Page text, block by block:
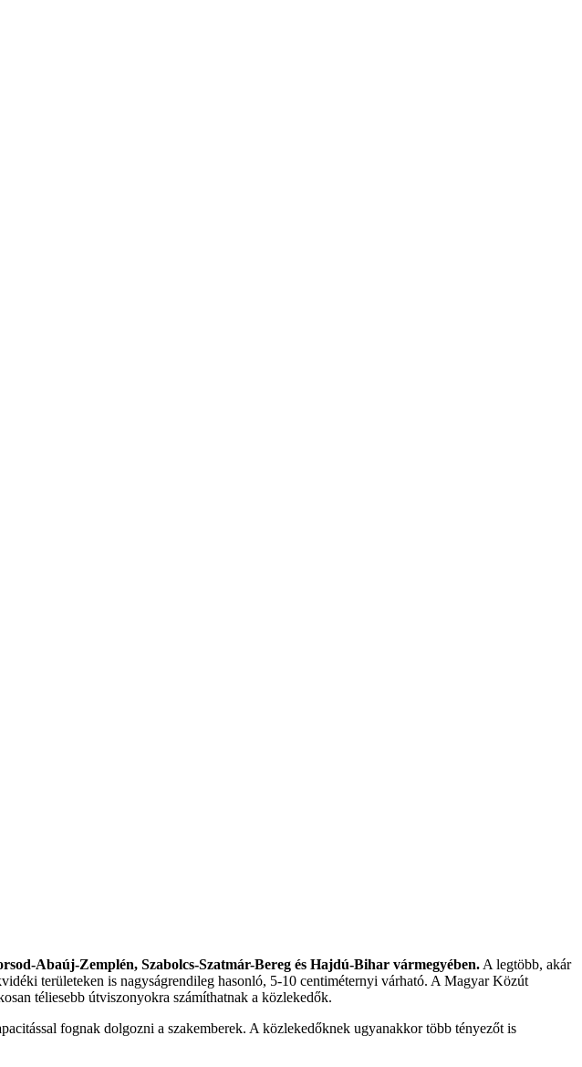
Abaúj-Zemplén, Szabolcs-Szatmár-Bereg és Hajdú-Bihar vármegyében. A legtöbb, akár
területeken is nagyságrendileg hasonló, 5-10 centiméternyi várható. A Magyar Közút
téliesebb útviszonyokra számíthatnak a közlekedők.
fognak dolgozni a szakemberek. A közlekedőknek ugyanakkor több tényezőt is